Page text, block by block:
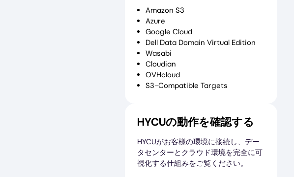
Amazon S3
Azure
Google Cloud
Dell Data Domain Virtual Edition
Wasabi
Cloudian
OVHcloud
S3-Compatible Targets
HYCUの動作を確認する
HYCUがお客様の環境に接続し、デー
タセンターとクラウド環境を完全に可
視化する仕組みをご覧ください。